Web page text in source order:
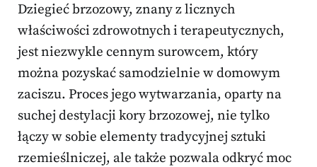
Dziegieć brzozowy, znany z licznych
właściwości zdrowotnych i terapeutycznych,
jest niezwykle cennym surowcem, który
można pozyskać samodzielnie w domowym
zaciszu. Proces jego wytwarzania, oparty na
suchej destylacji kory brzozowej, nie tylko
łączy w sobie elementy tradycyjnej sztuki
rzemieślniczej, ale także pozwala odkryć moc